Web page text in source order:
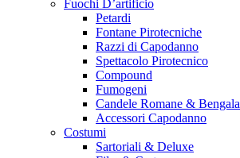
Fuochi D’artificio
Petardi
Fontane Pirotecniche
Razzi di Capodanno
Spettacolo Pirotecnico
Compound
Fumogeni
Candele Romane & Bengala
Accessori Capodanno
Costumi
Sartoriali & Deluxe